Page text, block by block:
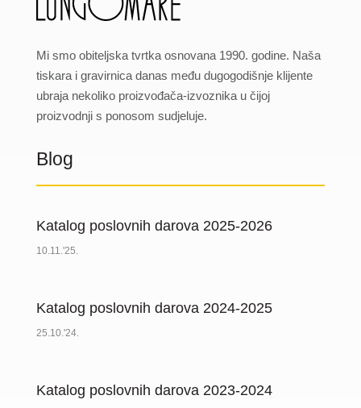
Mi smo obiteljska tvrtka osnovana 1990. godine. Naša
tiskara i gravirnica danas među dugogodišnje klijente
ubraja nekoliko proizvođača-izvoznika u čijoj
proizvodnji s ponosom sudjeluje.
Blog
Katalog poslovnih darova 2025-2026
10.11.'25.
Katalog poslovnih darova 2024-2025
25.10.'24.
Katalog poslovnih darova 2023-2024